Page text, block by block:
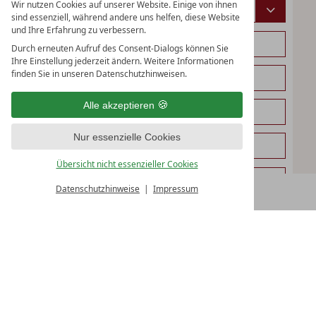
Wir nutzen Cookies auf unserer Website. Einige von ihnen
sind essenziell, während andere uns helfen, diese Website
und Ihre Erfahrung zu verbessern.
Durch erneuten Aufruf des Consent-Dialogs können Sie
Ihre Einstellung jederzeit ändern. Weitere Informationen
finden Sie in unseren Datenschutzhinweisen.
Alle akzeptieren
Nur essenzielle Cookies
Übersicht nicht essenzieller Cookies
Datenschutzhinweise Impressum
Ich bin an regelmäßigen Mitteilungen über